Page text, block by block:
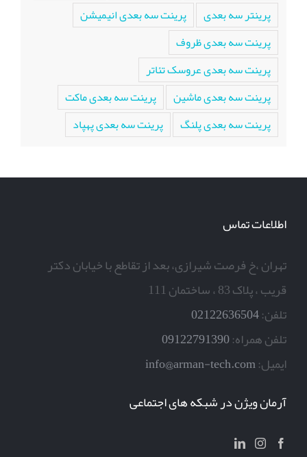
پرینتر سه بعدی
پرینت سه بعدی انیمیشن
پرینت سه بعدی ظروف
پرینت سه بعدی عروسک تئاتر
پرینت سه بعدی ماشین
پرینت سه بعدی ماکت
پرینت سه بعدی پلنگ
پرینت سه بعدی پهپاد
اطلاعات تماس
تهران ،خ فرصت شیرازی، بعد از تقاطع با خیابان دکتر
قریب ، پلاک 83 ، ساختمان 111
تلفن:02122636504
تلفن همراه:09122791390
ایمیل:info@arman-tech.com
آرمان ویژن در شبکه های اجتماعی